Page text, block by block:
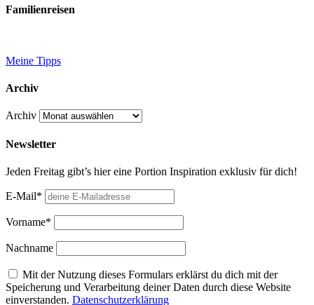
Familienreisen
Meine Tipps
Archiv
Archiv
Newsletter
Jeden Freitag gibt’s hier eine Portion Inspiration exklusiv für dich!
E-Mail*
Vorname*
Nachname
Mit der Nutzung dieses Formulars erklärst du dich mit der
Speicherung und Verarbeitung deiner Daten durch diese Website
einverstanden. Datenschutzerklärung